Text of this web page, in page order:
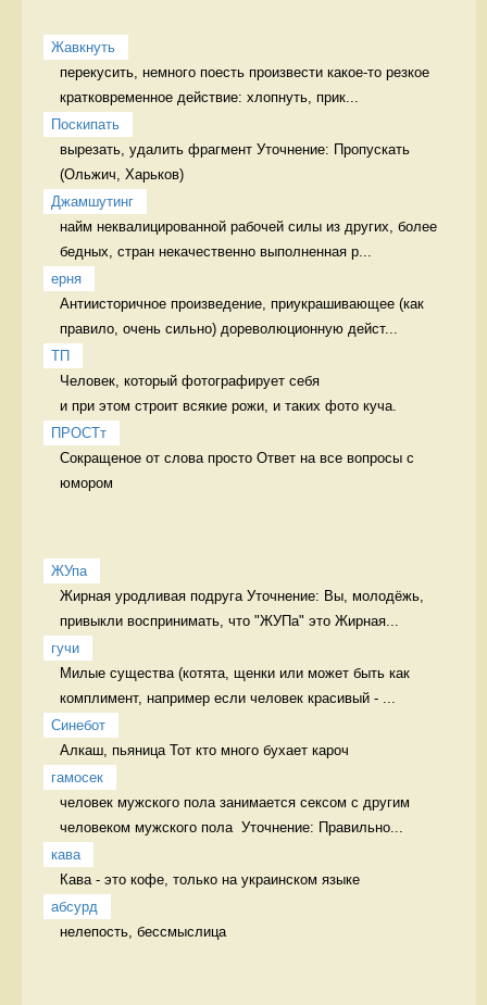
Жавкнуть
перекусить, немного поесть произвести какое-то резкое
кратковременное действие: хлопнуть, прик...
Поскипать
вырезать, удалить фрагмент Уточнение: Пропускать
Джамшутинг
найм неквалицированной рабочей силы из других, более
бедных, стран некачественно выполненная р...
ерня
Антиисторичное произведение, приукрашивающее (как
правило, очень сильно) дореволюционную дейст...
ТП
Человек, который фотографирует себя
и при этом строит всякие рожи, и таких фото куча.
ПРОСТт
Сокращеное от слова просто Ответ на все вопросы с
юмором
ЖУпа
Жирная уродливая подруга Уточнение: Вы, молодёжь,
привыкли воспринимать, что "ЖУПа" это Жирная...
гучи
Милые существа (котята, щенки или может быть как
комплимент, например если человек красивый - ...
Синебот
Алкаш, пьяница Тот кто много бухает кароч
гамосек
человек мужского пола занимается сексом с другим
человеком мужского пола  Уточнение: Правильно...
кава
Кава - это кофе, только на украинском языке
абсурд
нелепость, бессмыслица